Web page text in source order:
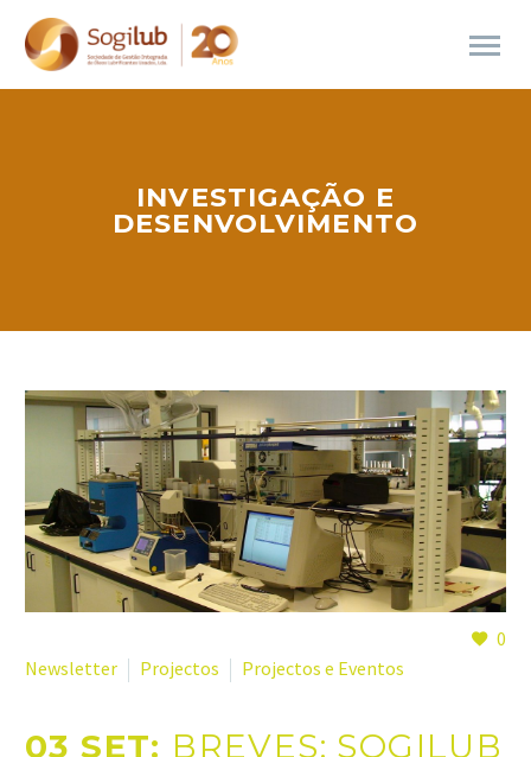
INVESTIGAÇÃO E
DESENVOLVIMENTO
0
Newsletter
Projectos Projectos e Eventos
03 SET: BREVES: SOGILUB